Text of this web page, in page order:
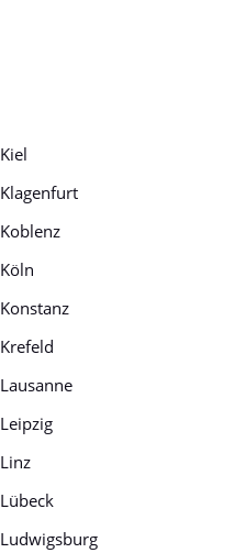
Kiel
Klagenfurt
Koblenz
Köln
Konstanz
Krefeld
Lausanne
Leipzig
Linz
Lübeck
Ludwigsburg